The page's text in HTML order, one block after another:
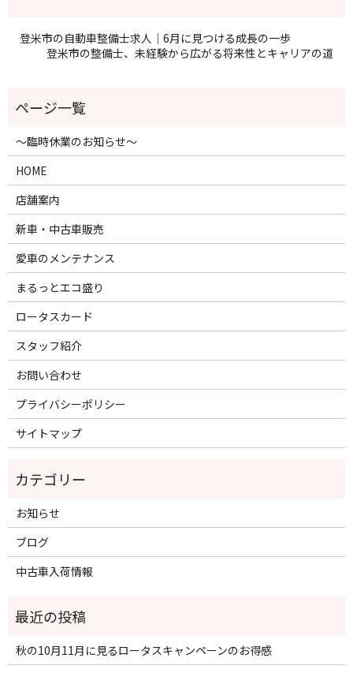
登米市の自動車整備士求人｜6月に見つける成長の一歩
登米市の整備士、未経験から広がる将来性とキャリアの道
～臨時休業のお知らせ～
HOME
店舗案内
新車・中古車販売
愛車のメンテナンス
まるっとエコ盛り
ロータスカード
スタッフ紹介
お問い合わせ
プライバシーポリシー
サイトマップ
お知らせ
ブログ
中古車入荷情報
秋の10月11月に見るロータスキャンペーンのお得感